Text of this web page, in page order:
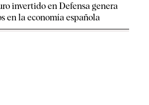
invertido en Defensa genera
en la economía española